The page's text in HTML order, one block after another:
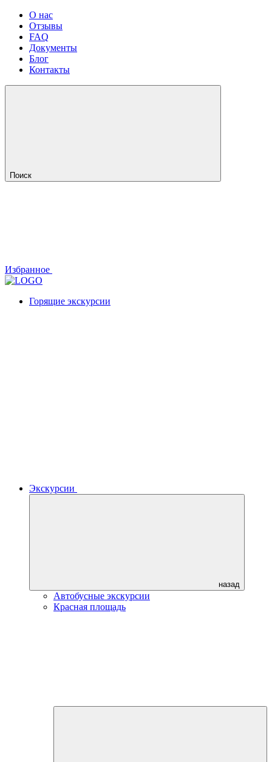
О нас
Отзывы
FAQ
Документы
Блог
Контакты
Поиск
Избранное
Горящие экскурсии
Экскурсии
назад
Автобусные экскурсии
Красная площадь